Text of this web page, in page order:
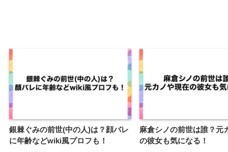
銀棘ぐみの前世(中の人)は？顔バレ
に年齢などwiki風プロフも！
麻倉シノの前世は誰？元
の彼女も気になる！